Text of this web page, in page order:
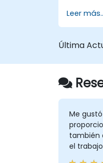
Leer
Última
Me
también
el